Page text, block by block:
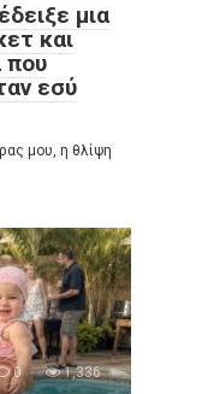
μια
και
που
εσύ
μου, η θλίψη
0 1,336